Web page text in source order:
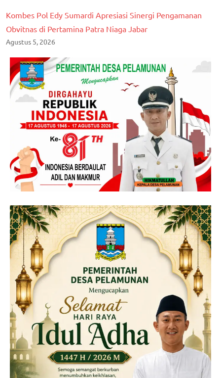
Kombes Pol Edy Sumardi Apresiasi Sinergi Pengamanan
Obvitnas di Pertamina Patra Niaga Jabar
Agustus 5, 2026